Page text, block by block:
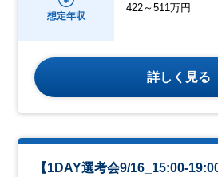
想定年収
422～511万円
詳しく見る
【1DAY選考会9/16_15:00-